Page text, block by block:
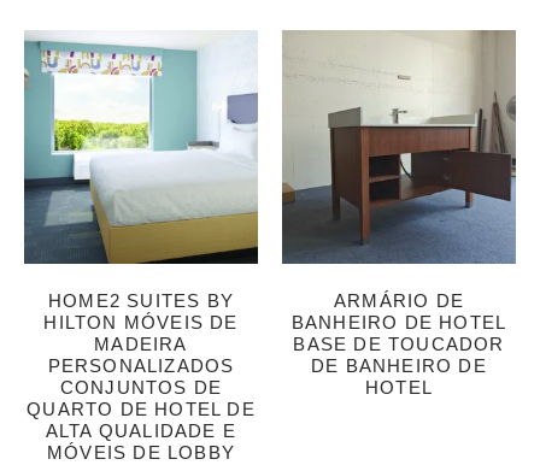
HOME2 SUITES BY
HILTON MÓVEIS DE
MADEIRA
PERSONALIZADOS
CONJUNTOS DE
QUARTO DE HOTEL DE
ALTA QUALIDADE E
MÓVEIS DE LOBBY
ARMÁRIO DE
BANHEIRO DE HOTEL
BASE DE TOUCADOR
DE BANHEIRO DE
HOTEL